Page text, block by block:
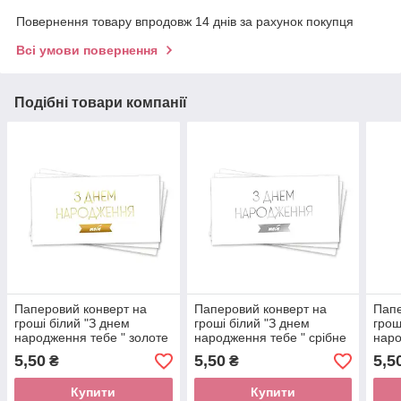
Повернення товару впродовж 14 днів за рахунок покупця
Всі умови повернення
Подібні товари компанії
Паперовий конверт на
гроші білий "З днем
народження тебе " золоте
тиснення 1шт.
5,50 ₴
Купити
Паперовий конверт на
гроші білий "З днем
народження тебе " срібне
тиснення 1шт.
5,50₴
Купити